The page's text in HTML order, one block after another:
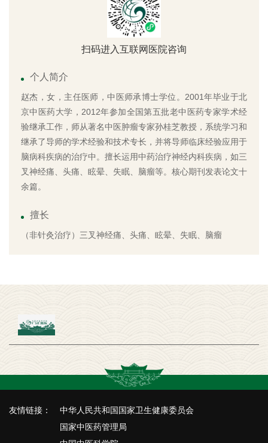
扫码进入互联网医院咨询
个人简介
赵杰，女，主任医师，中医师承博士学位。2001年毕业于北
京中医药大学，2012年参加全国第五批老中医药专家学术经
验继承工作，师从著名中医肿瘤专家孙桂芝教授，系统学习和
继承了导师的学术经验和技术专长，并将导师临床经验应用于
脑病科疾病的治疗中。擅长运用中药治疗神经内科疾病，如三
叉神经痛、头痛、眩晕、失眠、脑瘤等。核心期刊发表论文十
余篇。
擅长
（非针灸治疗）三叉神经痛、头痛、眩晕、失眠、脑瘤
友情链接：
中华人民共和国国家卫生健康委员会
国家中医药管理局